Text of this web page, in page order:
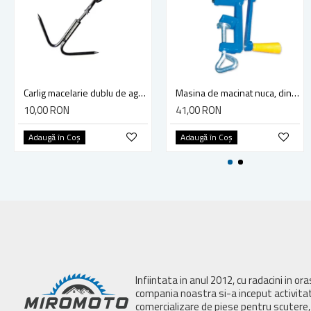
Carlig macelarie dublu de agatat carne din otel, lungime 210 mm
10,00 RON
Adaugă în Coş
Masina de macinat nuca, din fonta Micul Fermier, albastru
41,00 RON
Adaugă în Coş
Infiintata in anul 2012, cu radacini in
compania noastra si-a inceput
comercializare de piese pentru